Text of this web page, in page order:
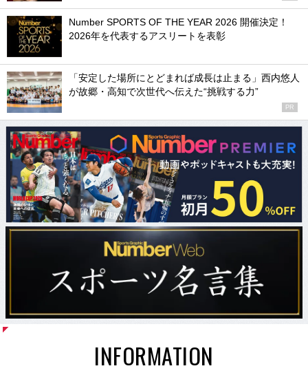
Number SPORTS OF THE YEAR 2026 開催決定！
2026年を代表するアスリートを表彰
「安定した場所にとどまれば成長は止まる」西内悠人
が故郷・高知で次世代へ伝えた“挑戦する力”
PR
INFORMATION